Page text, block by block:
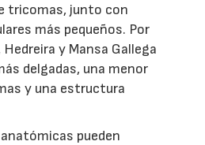
tricomas, junto con
más pequeños. Por
y Mansa Gallega
delgadas, una menor
y una estructura
pueden